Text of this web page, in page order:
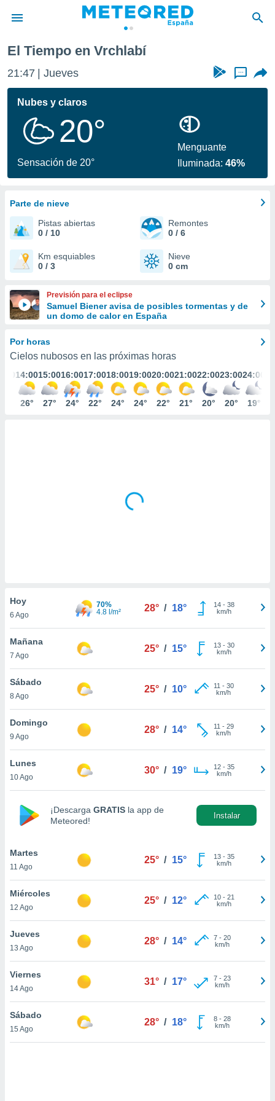
de
por
se
calidad.
a este
las
y
forma
basada
permite
coste.
botón
a la
nuestra
y
de
cookies
aceptar
En
sean
el sitio
se
o
aunque
ACEPTAR
CONTINUAR
CONFIGURACIÓN
El Tiempo en Vrchlabí
21:47 Jueves ...
Nubes y claros
20°
Sensación de 20°
Menguante
Iluminada:46%
Parte de nieve
Pistas abiertas
0 / 10
Remontes
0 / 6
Km esquiables
0 / 3
Nieve
0 cm
Previsión para el eclipse
Samuel Biener avisa de posibles tormentas y de
un domo de calor en España
Por horas
Cielos nubosos en las próximas horas
14:00
26°
15:00
27°
16:00
24°
17:00
22°
18:00
24°
19:00
24°
20:00
22°
21:00
21°
22:00
20°
23:00
20°
24:00
19°
Hoy
6 Ago
70%
4.8 l/m²
28° / 18° 14- 38
km/h
Mañana
7 Ago
25° / 15° 13- 30
km/h
Sábado
8 Ago
25° / 10° 11 - 30
km/h
Domingo
9 Ago
28° / 14° 11 - 29
km/h
Lunes
10 Ago
30° / 19° 12- 35
km/h
¡Descarga GRATIS la app de
Meteored!
Instalar
Martes
11 Ago
25° / 15° 13- 35
km/h
Miércoles
12 Ago
25° / 12° 10- 21
km/h
Jueves
13 Ago
28° / 14° 7- 20
km/h
Viernes
14 Ago
31° / 17° 7- 23
km/h
Sábado
15 Ago
28° / 18° 8- 28
km/h